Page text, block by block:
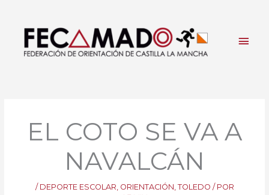
contenido
EL COTO SE VA A
NAVALCÁN
/ DEPORTE ESCOLAR ORIENTACIÓN TOLEDO / POR